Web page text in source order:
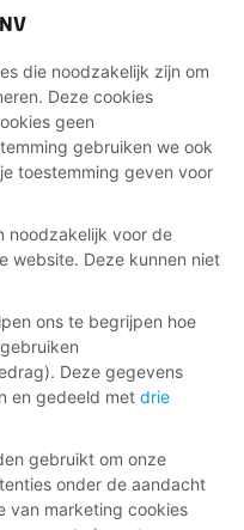
die noodzakelijk zijn om
Deze cookies
geen
gebruiken we ook
toestemming geven voor
noodzakelijk voor de
website. Deze kunnen niet
ons te begrijpen hoe
Deze gegevens
en gedeeld met drie
gebruikt om onze
onder de aandacht
van marketing cookies